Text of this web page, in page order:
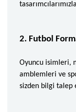
2. Futbol
Oyuncu isimleri,
amblemleri ve
sizden bilgi talep